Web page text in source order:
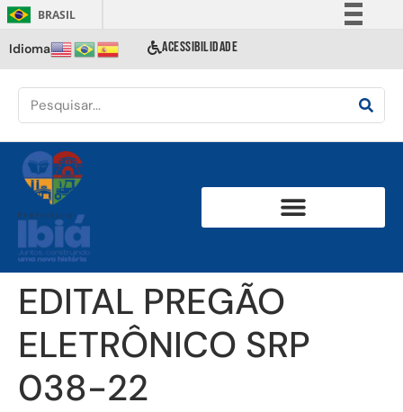
BRASIL
Comunica BR
Acesso à informação
Idioma ACESSIBILIDADE
EDITAL PREGÃO
ELETRÔNICO SRP
038-22